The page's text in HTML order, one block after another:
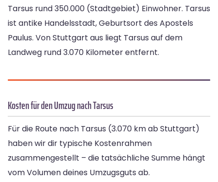
Tarsus rund 350.000 (Stadtgebiet) Einwohner. Tarsus
ist antike Handelsstadt, Geburtsort des Apostels
Paulus. Von Stuttgart aus liegt Tarsus auf dem
Landweg rund 3.070 Kilometer entfernt.
Kosten für den Umzug nach Tarsus
Für die Route nach Tarsus (3.070 km ab Stuttgart)
haben wir dir typische Kostenrahmen
zusammengestellt – die tatsächliche Summe hängt
vom Volumen deines Umzugsguts ab.